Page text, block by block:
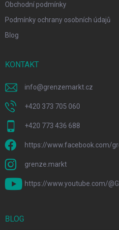
Obchodní podmínky
Podmínky ochrany osobních údajů
Blog
KONTAKT
info@grenzemarkt.cz
+420 373 705 060
+420 773 436 688
https://www.facebook.com/
grenze.markt
https://www.youtube.com/
BLOG